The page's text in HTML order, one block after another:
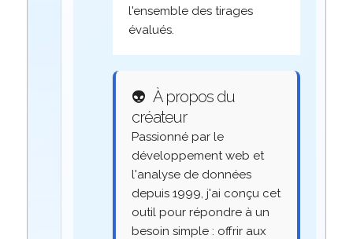
l'ensemble des tirages
évalués.
👽 À propos du
créateur
Passionné par le
développement web et
l'analyse de données
depuis 1999, j'ai conçu cet
outil pour répondre à un
besoin simple : offrir aux